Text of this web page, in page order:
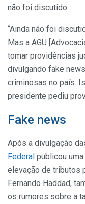
não foi discutido.
“Ainda não foi
Mas a AGU
tomar providências
divulgando fake
criminosas no país.
presidente pediu
Fake news
Após a divulgação
Federal publicou
elevação de tributos
Fernando Haddad,
os rumores sobre a